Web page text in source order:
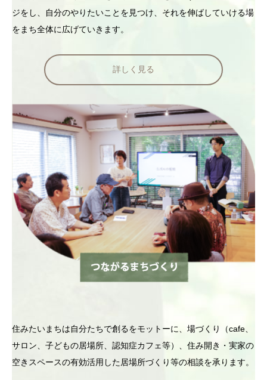
ジをし、自分のやりたいことを見つけ、それを伸ばしていける場
をまち全体に広げていきます。
詳しく見る
住みたいまちは自分たちで創るをモットーに、場づくり（cafe、
サロン、子どもの居場所、認知症カフェ等）、住み開き・実家の
空きスペースの有効活用した居場所づくり等の相談を承ります。